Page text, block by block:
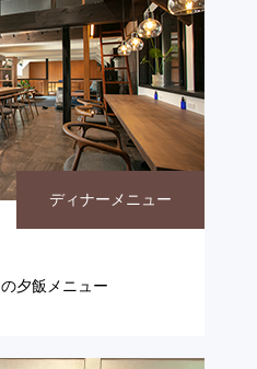
ディナーメニュー
夕飯メニュー